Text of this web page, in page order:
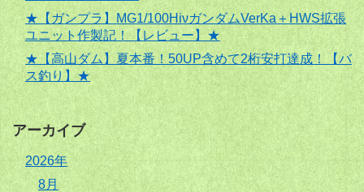
★【ガンプラ】MG1/100HiνガンダムVerKa＋HWS拡張
ユニット作製記！【レビュー】★
★【高山ダム】夏本番！50UP含めて2桁安打達成！【バ
ス釣り】★
アーカイブ
2026年
8月